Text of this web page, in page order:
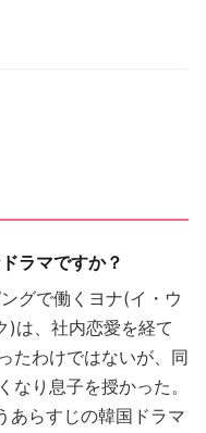
ラマですか？
グで働くヨナ(イ・ウ
)は、社内恋愛を経て
たわけではないが、同
り息子を授かった。
あらすじの韓国ドラマ